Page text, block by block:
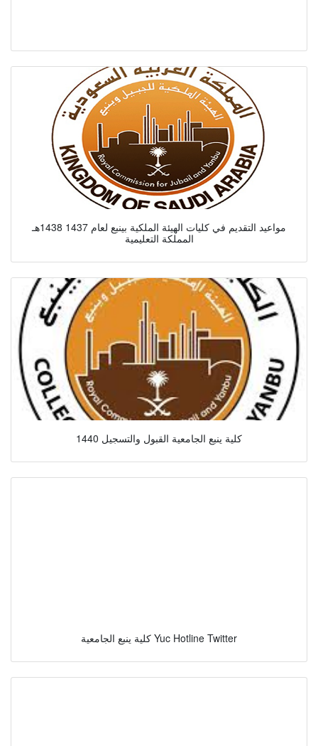
مواعيد التقديم في كليات الهيئة الملكية بينبع لعام 1437 1438هـ
المملكة التعليمية
كلية ينبع الجامعية القبول والتسجيل 1440
كلية ينبع الجامعية Yuc Hotline Twitter